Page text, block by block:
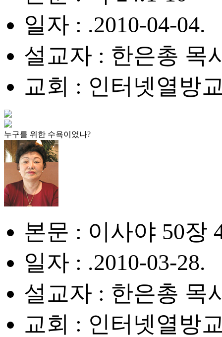
일자 : .2010-04-04.
설교자 : 한은총 목
교회 : 인터넷열방
누구를 위한 수욕이었나?
본문 : 이사야 50장
일자 : .2010-03-28.
설교자 : 한은총 목
교회 : 인터넷열방